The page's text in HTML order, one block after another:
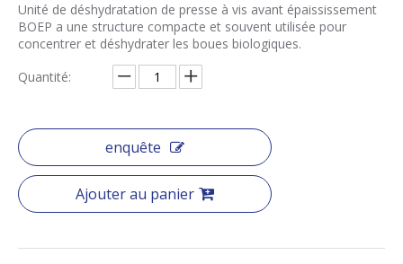
Unité de déshydratation de presse à vis avant épaississement
BOEP a une structure compacte et souvent utilisée pour
concentrer et déshydrater les boues biologiques.
Quantité:
enquête
Ajouter au panier